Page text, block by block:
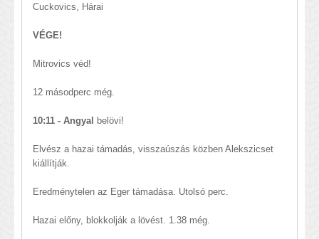
Cuckovics, Hárai
VÉGE!
Mitrovics véd!
12 másodperc még.
10:11 - Angyal belövi!
Elvész a hazai támadás, visszaúszás közben Alekszicset
kiállítják.
Eredménytelen az Eger támadása. Utolsó perc.
Hazai előny, blokkolják a lövést. 1.38 még.